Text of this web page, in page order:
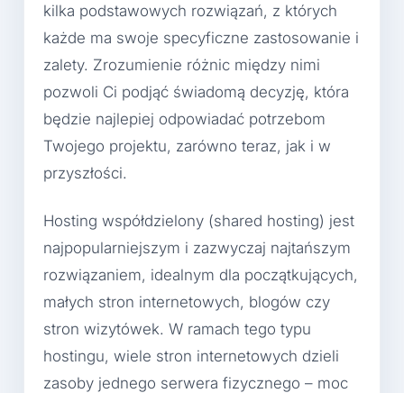
kilka podstawowych rozwiązań, z których
każde ma swoje specyficzne zastosowanie i
zalety. Zrozumienie różnic między nimi
pozwoli Ci podjąć świadomą decyzję, która
będzie najlepiej odpowiadać potrzebom
Twojego projektu, zarówno teraz, jak i w
przyszłości.
Hosting współdzielony (shared hosting) jest
najpopularniejszym i zazwyczaj najtańszym
rozwiązaniem, idealnym dla początkujących,
małych stron internetowych, blogów czy
stron wizytówek. W ramach tego typu
hostingu, wiele stron internetowych dzieli
zasoby jednego serwera fizycznego – moc